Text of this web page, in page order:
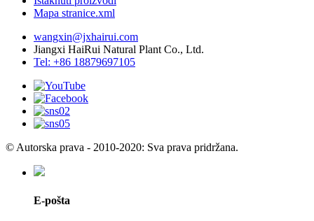
Mapa stranice.xml
wangxin@jxhairui.com
Jiangxi HaiRui Natural Plant Co., Ltd.
Tel: +86 18879697105
© Autorska prava - 2010-2020: Sva prava pridržana.
E-pošta